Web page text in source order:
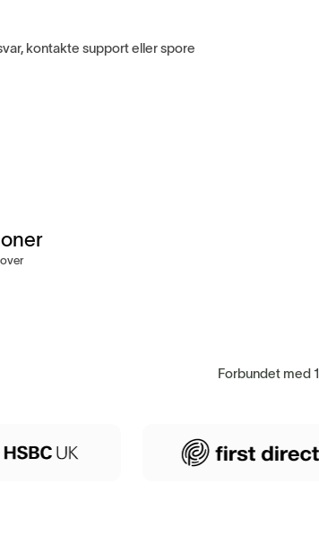
kontakte support eller spore
Forbundet med